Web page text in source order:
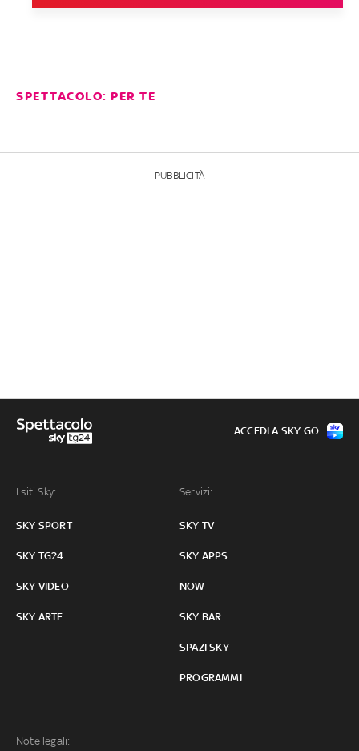
SPETTACOLO: PER TE
PUBBLICITÀ
I siti Sky:
SKY SPORT
SKY TG24
SKY VIDEO
SKY ARTE
Servizi:
SKY TV
SKY APPS
NOW
SKY BAR
SPAZI SKY
PROGRAMMI
Note legali:
ACCEDI A SKY GO